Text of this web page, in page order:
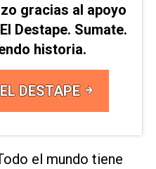
gracias al apoyo
Destape. Sumate.
historia.
DESTAPE
el mundo tiene